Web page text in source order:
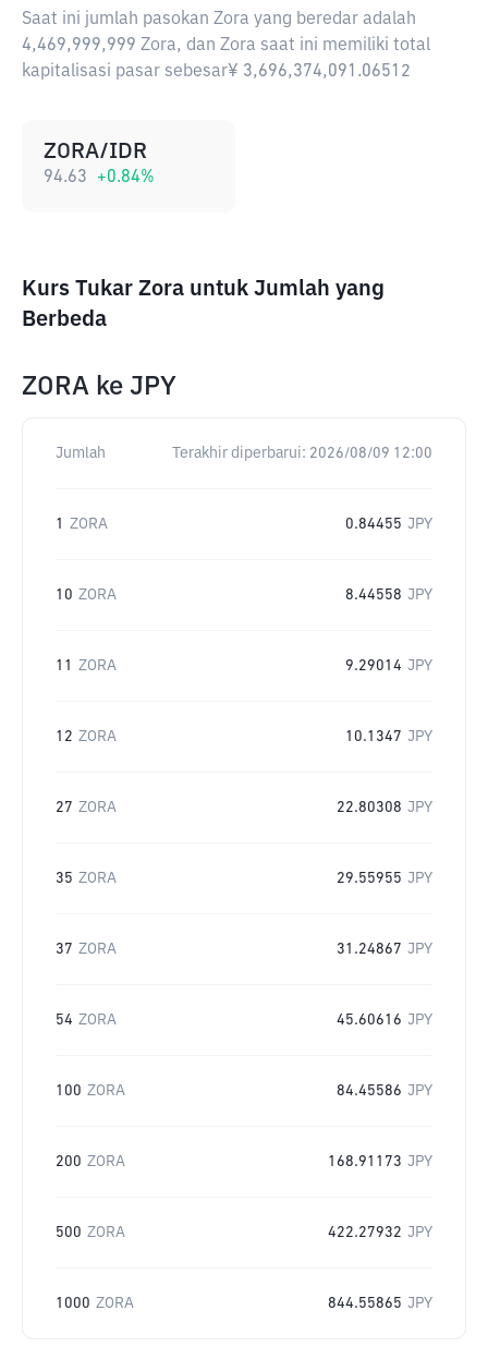
Saat ini jumlah pasokan Zora yang beredar adalah
4,469,999,999 Zora, dan Zora saat ini memiliki total
kapitalisasi pasar sebesar¥ 3,696,374,091.06512
ZORA/IDR
94.63 +0.84%
Kurs Tukar Zora untuk Jumlah yang
Berbeda
ZORA ke JPY
Jumlah Terakhir diperbarui: 2026/08/09 12:00
1 ZORA 0.84455 JPY
10 ZORA 8.44558 JPY
11 ZORA 9.29014 JPY
12 ZORA 10.1347 JPY
27 ZORA 22.80308 JPY
35 ZORA 29.55955 JPY
37 ZORA 31.24867 JPY
54 ZORA 45.60616 JPY
100 ZORA 84.45586 JPY
200 ZORA 168.91173 JPY
500 ZORA 422.27932 JPY
1000 ZORA 844.55865 JPY